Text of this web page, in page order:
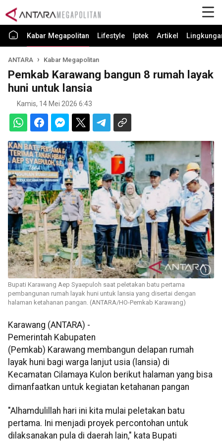
Kabar Megapolitan Lifestyle Iptek Artikel
ANTARA Kabar Megapolitan
Pemkab Karawang bangun 8 rumah layak
huni untuk lansia
Kamis, 14 Mei 2026 6:43
Bupati Karawang Aep Syaepuloh saat peletakan batu pertama
pembangunan rumah layak huni untuk lansia yang disertai dengan
halaman ketahanan pangan. (ANTARA/HO-Pemkab Karawang)
Karawang (ANTARA) -
Pemerintah Kabupaten
(Pemkab) Karawang membangun delapan rumah
layak huni bagi warga lanjut usia (lansia) di
Kecamatan Cilamaya Kulon berikut halaman yang bisa
dimanfaatkan untuk kegiatan ketahanan pangan
"Alhamdulillah hari ini kita mulai peletakan batu
pertama. Ini menjadi proyek percontohan untuk
dilaksanakan pula di daerah lain," kata Bupati